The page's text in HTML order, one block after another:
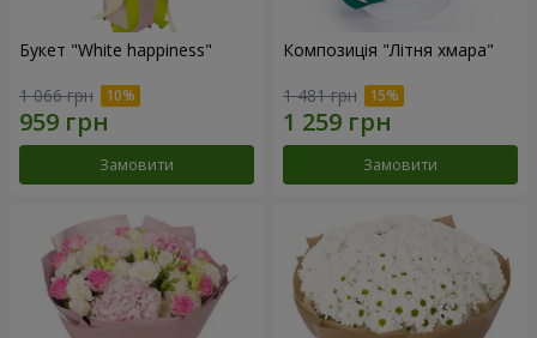
Букет "White happiness"
1 066 грн
Замовити
Композиція "Літня хмара"
1 481 грн
Замовити